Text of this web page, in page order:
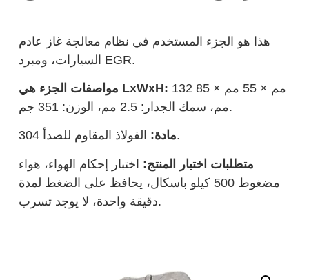
هذا هو الجزء المستخدم في نظام معالجة غاز عادم
السيارات، ومبرد EGR.
مواصفات الجزء هي LxWxH: 132 مم × 55 مم × 85
مم، سمك الجدار: 2.5 مم، الوزن: 351 جم.
مادة:الفولاذ المقاوم للصدأ 304.
متطلبات اختبار المنتج: اختبار إحكام الهواء، هواء
مضغوط 500 كيلو باسكال، يحافظ على الضغط لمدة
دقيقة واحدة، لا يوجد تسرب.